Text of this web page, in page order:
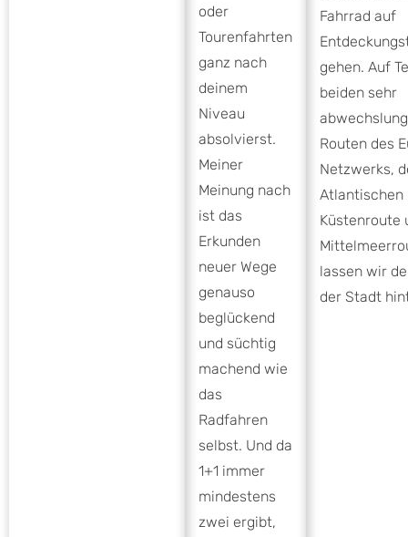
oder
Tourenfahrten
ganz nach
deinem
Niveau
absolvierst.
Meiner
Meinung nach
ist das
Erkunden
neuer Wege
genauso
beglückend
und süchtig
machend wie
das
Radfahren
selbst. Und da
1+1 immer
mindestens
zwei ergibt,
Fahrrad auf
gehen. Auf
beiden sehr
Routen des
Netzwerks,
Atlantischen
Küstenroute
lassen wir
der Stadt